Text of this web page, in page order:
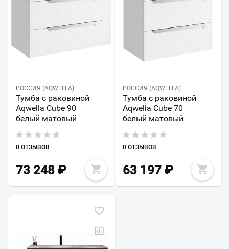
РОССИЯ (AQWELLA)
Тумба с раковиной
Aqwella Cube 90
белый матовый
0 ОТЗЫВОВ
73 248 ₽
РОССИЯ (AQWELLA)
Тумба с раковиной
Aqwella Cube 70
белый матовый
0 ОТЗЫВОВ
63 197₽